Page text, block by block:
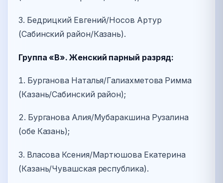
3. Бедрицкий Евгений/Носов Артур
(Сабинский район/Казань).
Группа «В». Женский парный разряд:
1. Бурганова Наталья/Галиахметова Римма
(Казань/Сабинский район);
2. Бурганова Алия/Мубаракшина Рузалина
(обе Казань);
3. Власова Ксения/Мартюшова Екатерина
(Казань/Чувашская республика).